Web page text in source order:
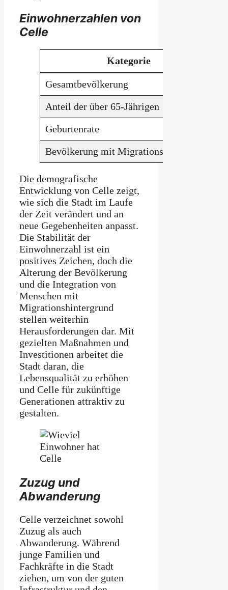
Einwohnerzahlen von
Celle
Kategorie
Gesamtbevölkerung
Anteil der über 65-Jährigen
Geburtenrate
Bevölkerung mit Migrationshintergrund
Die demografische
Entwicklung von Celle zeigt,
wie sich die Stadt im Laufe
der Zeit verändert und an
neue Gegebenheiten anpasst.
Die Stabilität der
Einwohnerzahl ist ein
positives Zeichen, doch die
Alterung der Bevölkerung
und die Integration von
Menschen mit
Migrationshintergrund
stellen weiterhin
Herausforderungen dar. Mit
gezielten Maßnahmen und
Investitionen arbeitet die
Stadt daran, die
Lebensqualität zu erhöhen
und Celle für zukünftige
Generationen attraktiv zu
gestalten.
Zuzug und
Abwanderung
Celle verzeichnet sowohl
Zuzug als auch
Abwanderung. Während
junge Familien und
Fachkräfte in die Stadt
ziehen, um von der guten